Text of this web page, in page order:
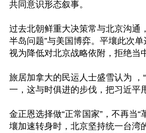
共同意识形态叙事。
过去北朝鲜重大决策常与北京沟通
半岛问题”与美国博弈。平壤此次
视为降低对北京战略依附，拒绝当
旅居加拿大的民运人士盛雪认为 ，
一，这与时俱进的步伐，把习近平
金正恩选择做“正常国家”，不再当“
壤加速转身时，北京坚持统一台湾